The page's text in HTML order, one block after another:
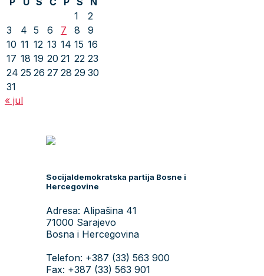
1
2
3
4 5 6 7 8
9
10 11 12 13 14 15 16
17 18 19 20 21 22 23
24 25 26 27 28 29 30
31
« jul
Socijaldemokratska partija Bosne i
Hercegovine
Adresa: Alipašina 41
71000 Sarajevo
Bosna i Hercegovina
Telefon: +387 (33) 563 900
Fax: +387 (33) 563 901